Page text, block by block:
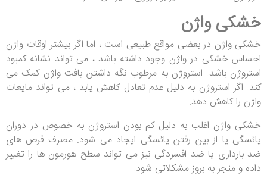
خشکی واژن
خشکی واژن در بعضی مواقع طبیعی است ، اما اگر بیشتر اوقات واژن
احساس خشکی در واژن وجود داشته باشد ، می تواند نشانه کمبود
استروژن باشد. استروژن به مرطوب نگه داشتن بافت واژن کمک می
کند. اگر استروژن به دلیل عدم تعادل کاهش یابد ، می تواند مایعات
واژن را کاهش دهد.
خشکی واژن اغلب به دلیل کم بودن استروژن به خصوص در دوران
یائسگی یا از بین رفتن یائسگی ایجاد می شود. مصرف قرص های
ضد بارداری یا ضد افسردگی نیز می تواند سطح هورمون ها را تغییر
داده و منجر به بروز مشکلاتی شود.